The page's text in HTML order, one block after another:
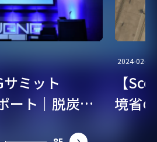
サミット
ート｜脱炭
2024-02-07
【
境省